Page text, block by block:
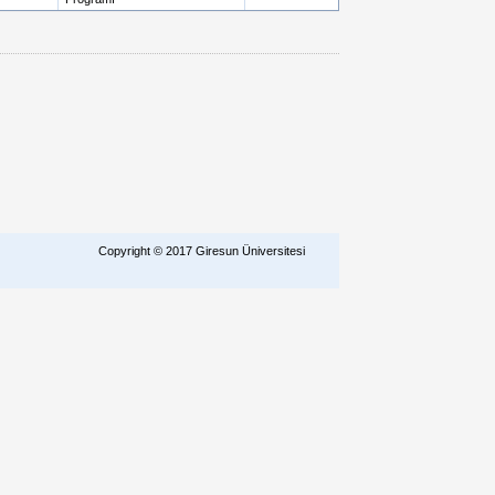
Copyright © 2017 Giresun Üniversitesi